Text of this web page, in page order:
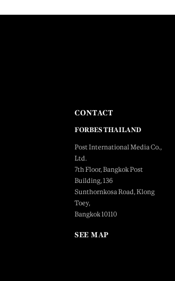
CONTACT
FORBES THAILAND
Post International Media Co.,
Ltd.
7th Floor, Bangkok Post
Building, 136
Sunthornkosa Road, Klong
Toey,
Bangkok 10110
SEE MAP